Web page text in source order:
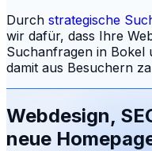
Durch strategische
wir dafür, dass Ihre
Suchanfragen in Bokel
damit aus Besuchern
Webdesign,
neue